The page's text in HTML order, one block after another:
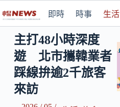
即時 時事 生活
主打48小時深度
遊 北市攜韓業者
踩線拚逾2千旅客
來訪